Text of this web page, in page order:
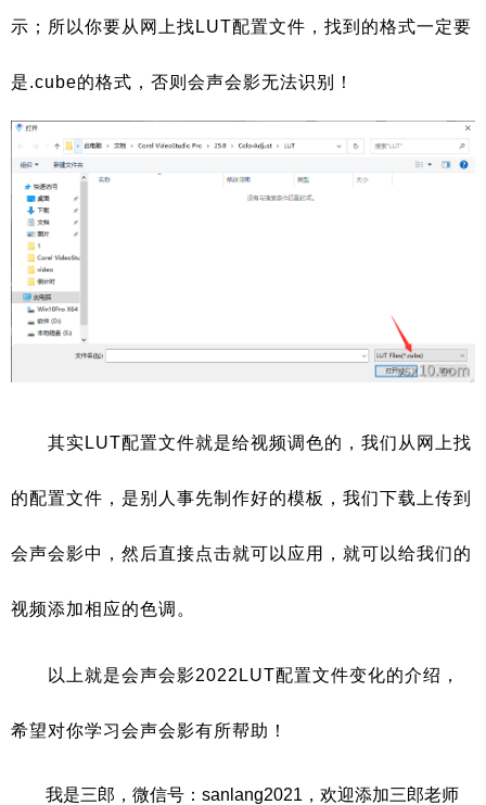
示；所以你要从网上找LUT配置文件，找到的格式一定要
是.cube的格式，否则会声会影无法识别！
其实LUT配置文件就是给视频调色的，我们从网上找
的配置文件，是别人事先制作好的模板，我们下载上传到
会声会影中，然后直接点击就可以应用，就可以给我们的
视频添加相应的色调。
以上就是会声会影2022LUT配置文件变化的介绍，
希望对你学习会声会影有所帮助！
我是三郎，微信号：sanlang2021，欢迎添加三郎老师